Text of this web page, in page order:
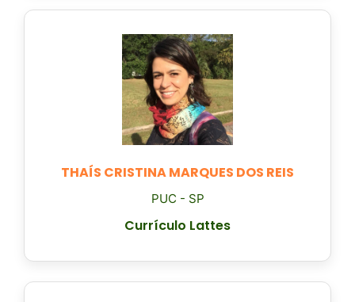
THAÍS CRISTINA MARQUES DOS REIS
PUC - SP
Currículo Lattes